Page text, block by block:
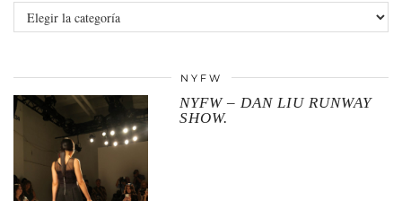
Categories
NYFW
NYFW – DAN LIU RUNWAY
SHOW.